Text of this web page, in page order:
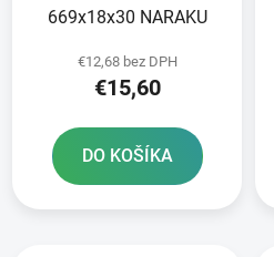
669x18x30 NARAKU
€12,68 bez DPH
€15,60
DO KOŠÍKA